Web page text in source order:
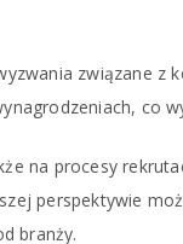
związane z
co
na procesy
perspektywie
branży.